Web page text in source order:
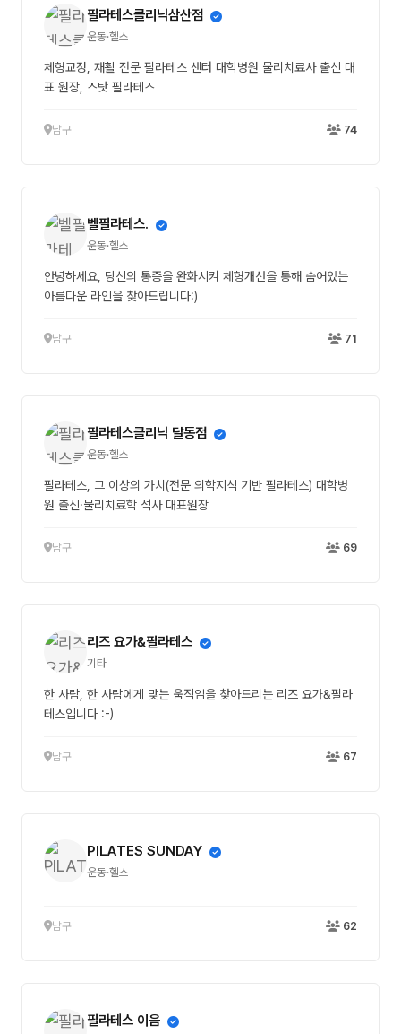
필라테스클리닉삼산점
운동·헬스
체형교정, 재활 전문 필라테스 센터 대학병원 물리치료사 출신 대
표 원장, 스탓 필라테스
남구 74
벨필라테스.
운동·헬스
안녕하세요, 당신의 통증을 완화시켜 체형개선을 통해 숨어있는
아름다운 라인을 찾아드립니다:)
남구 71
필라테스클리닉 달동점
운동·헬스
필라테스, 그 이상의 가치(전문 의학지식 기반 필라테스) 대학병
원 출신·물리치료학 석사 대표원장
남구 69
리즈 요가&필라테스
기타
한 사람, 한 사람에게 맞는 움직임을 찾아드리는 리즈 요가&필라
테스입니다 :-)
남구 67
PILATES SUNDAY
운동·헬스
남구 62
필라테스 이음